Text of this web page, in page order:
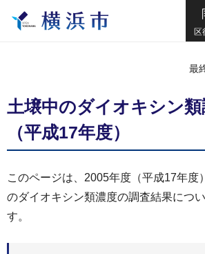
区
最
土壌中のダイオキシン
（平成17年度）
このページは、2005年度（平成17年度
のダイオキシン類濃度の調査結果につ
す。